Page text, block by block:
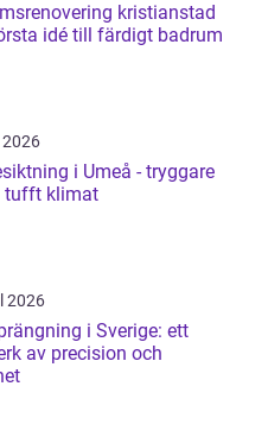
kristianstad
idé till färdigt badrum
i Umeå - tryggare
tufft klimat
2026
i Sverige: ett
av precision och